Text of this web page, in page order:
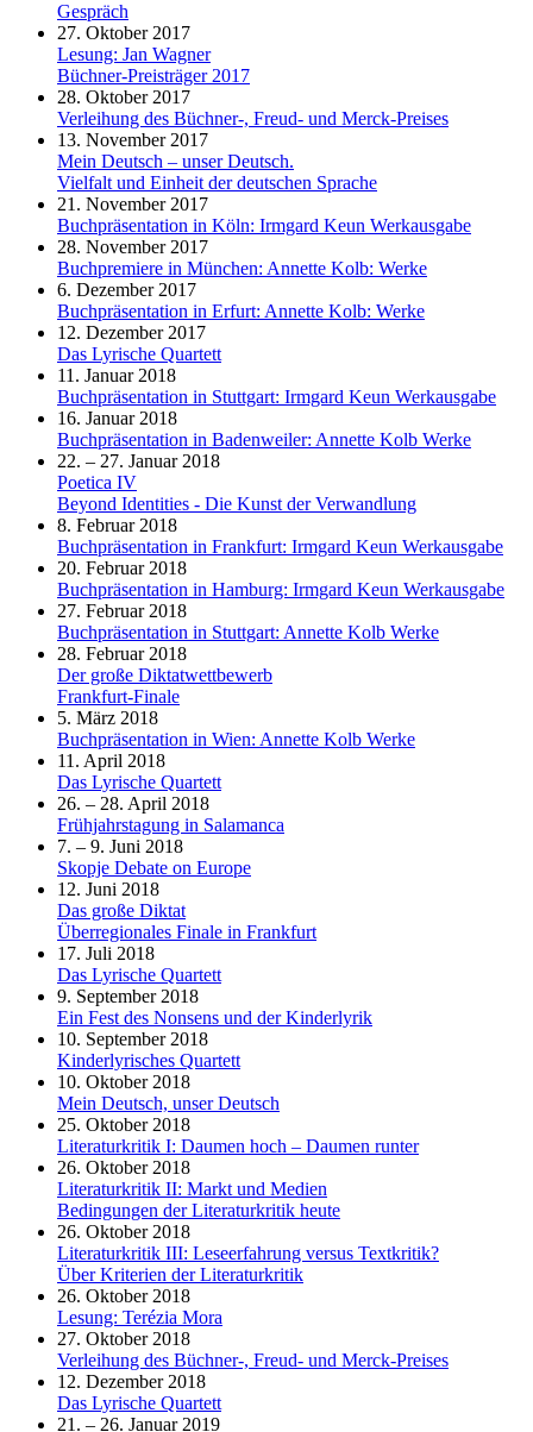
Gespräch
27. Oktober 2017
Lesung: Jan Wagner
Büchner-Preisträger 2017
28. Oktober 2017
Verleihung des Büchner-, Freud- und Merck-Preises
13. November 2017
Mein Deutsch – unser Deutsch.
Vielfalt und Einheit der deutschen Sprache
21. November 2017
Buchpräsentation in Köln: Irmgard Keun Werkausgabe
28. November 2017
Buchpremiere in München: Annette Kolb: Werke
6. Dezember 2017
Buchpräsentation in Erfurt: Annette Kolb: Werke
12. Dezember 2017
Das Lyrische Quartett
11. Januar 2018
Buchpräsentation in Stuttgart: Irmgard Keun Werkausgabe
16. Januar 2018
Buchpräsentation in Badenweiler: Annette Kolb Werke
22. – 27. Januar 2018
Poetica IV
Beyond Identities - Die Kunst der Verwandlung
8. Februar 2018
Buchpräsentation in Frankfurt: Irmgard Keun Werkausgabe
20. Februar 2018
Buchpräsentation in Hamburg: Irmgard Keun Werkausgabe
27. Februar 2018
Buchpräsentation in Stuttgart: Annette Kolb Werke
28. Februar 2018
Der große Diktatwettbewerb
Frankfurt-Finale
5. März 2018
Buchpräsentation in Wien: Annette Kolb Werke
11. April 2018
Das Lyrische Quartett
26. – 28. April 2018
Frühjahrstagung in Salamanca
7. – 9. Juni 2018
Skopje Debate on Europe
12. Juni 2018
Das große Diktat
Überregionales Finale in Frankfurt
17. Juli 2018
Das Lyrische Quartett
9. September 2018
Ein Fest des Nonsens und der Kinderlyrik
10. September 2018
Kinderlyrisches Quartett
10. Oktober 2018
Mein Deutsch, unser Deutsch
25. Oktober 2018
Literaturkritik I: Daumen hoch – Daumen runter
26. Oktober 2018
Literaturkritik II: Markt und Medien
Bedingungen der Literaturkritik heute
26. Oktober 2018
Literaturkritik III: Leseerfahrung versus Textkritik?
Über Kriterien der Literaturkritik
26. Oktober 2018
Lesung: Terézia Mora
27. Oktober 2018
Verleihung des Büchner-, Freud- und Merck-Preises
12. Dezember 2018
Das Lyrische Quartett
21. – 26. Januar 2019